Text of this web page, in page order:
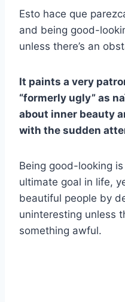
Esto hace que
and being good-
unless there’s an
It paints a very
“formerly ugly” as
about inner beauty
with the sudden
Being good-looking
ultimate goal in life,
beautiful people by
uninteresting unless
something awful.